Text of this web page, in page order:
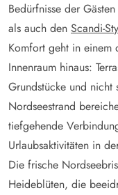
Bedürfnisse der
als auch den Scandi-
Komfort geht in einem
Innenraum hinaus:
Grundstücke und nicht
Nordseestrand
tiefgehende
Urlaubsaktivitäten in
Die frische
Heideblüten, die